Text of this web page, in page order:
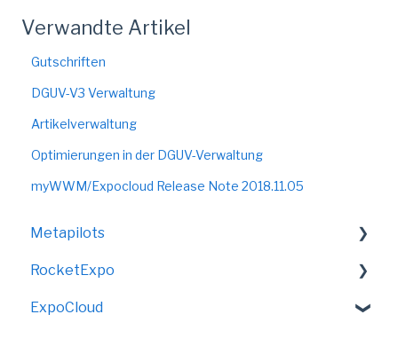
Verwandte Artikel
Gutschriften
DGUV-V3 Verwaltung
Artikelverwaltung
Optimierungen in der DGUV-Verwaltung
myWWM/Expocloud Release Note 2018.11.05
Metapilots
VirtualShow
RocketExpo
LED-Messewand
ExpoCloud